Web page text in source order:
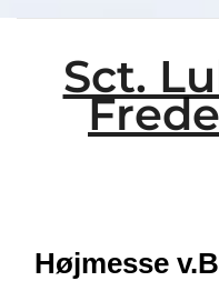
Sct.
Højmesse